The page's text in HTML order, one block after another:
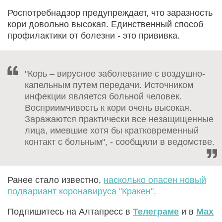
Роспотребнадзор предупреждает, что заразность
кори довольно высокая. Единственный способ
профилактики от болезни - это прививка.
"Корь – вирусное заболевание с воздушно-
капельным путем передачи. Источником
инфекции является больной человек.
Восприимчивость к кори очень высокая.
Заражаются практически все незащищенные
лица, имевшие хотя бы кратковременный
контакт с больным", - сообщили в ведомстве.
Ранее стало известно, насколько опасен новый
подвариант коронавируса "Кракен".
Подпишитесь на Алтапресс в Телеграме и в Max